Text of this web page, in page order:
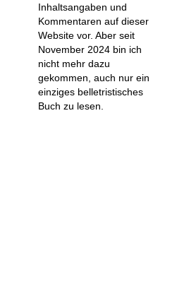
Inhaltsangaben und
Kommentaren auf dieser
Website vor. Aber seit
November 2024 bin ich
nicht mehr dazu
gekommen, auch nur ein
einziges belletristisches
Buch zu lesen.